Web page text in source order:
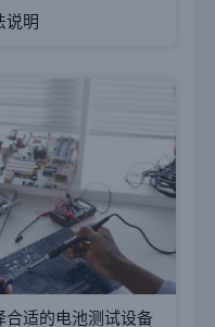
说明
合适的电池测试设备